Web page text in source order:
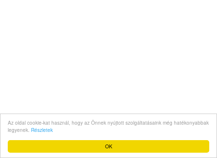
OK
Az oldal cookie-kat használ, hogy az Önnek nyújtott szolgáltatásaink még hatékonyabbak
legyenek. Részletek